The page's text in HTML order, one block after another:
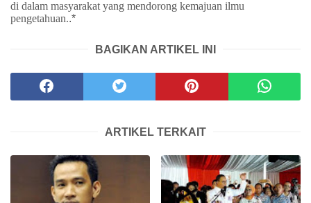
di dalam masyarakat yang mendorong kemajuan ilmu
pengetahuan..*
BAGIKAN ARTIKEL INI
ARTIKEL TERKAIT